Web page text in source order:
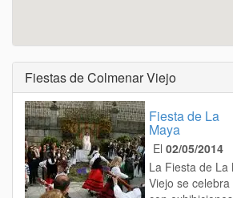
Fiestas de Colmenar Viejo
Fiesta de La
Maya
El 02/05/2014
La Fiesta de La
Viejo se